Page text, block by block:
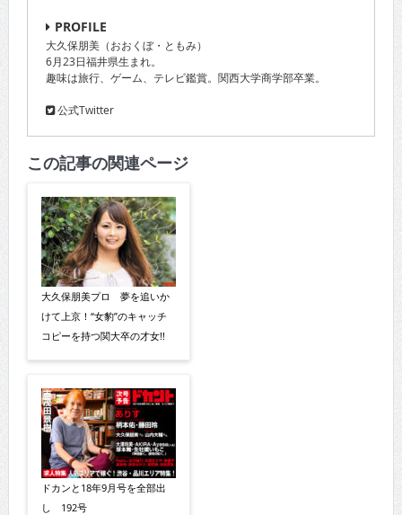
PROFILE
大久保朋美（おおくぼ・ともみ）
6月23日福井県生まれ。
趣味は旅行、ゲーム、テレビ鑑賞。関西大学商学部卒業。
公式Twitter
この記事の関連ページ
大久保朋美プロ 夢を追いか
けて上京！“女豹”のキャッチ
コピーを持つ関大卒の才女!!
ドカンと18年9月号を全部出
し 192号